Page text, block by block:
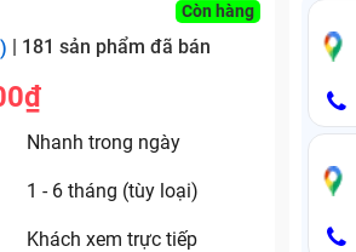
Còn hàng
| 181 sản phẩm đã bán
Nhanh trong ngày
1 - 6 tháng (tùy loại)
Khách xem trực tiếp